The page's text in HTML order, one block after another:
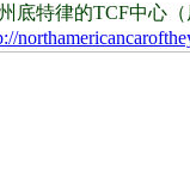
底特律的TCF中心